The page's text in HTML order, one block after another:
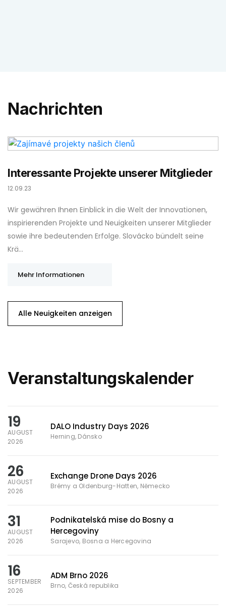
Nachrichten
Interessante Projekte unserer Mitglieder
12.09.23
Wir gewähren Ihnen Einblick in die Welt der Innovationen,
inspirierenden Projekte und Neuigkeiten unserer Mitglieder
sowie ihre bedeutenden Erfolge. Slovácko bündelt seine
Krä…
Mehr Informationen
Alle Neuigkeiten anzeigen
Veranstaltungskalender
19
AUGUST
2026
DALO Industry Days 2026
Herning, Dánsko
26
AUGUST
2026
Exchange Drone Days 2026
Brémy a Oldenburg-Hatten, Německo
31
AUGUST
2026
Podnikatelská mise do Bosny a
Hercegoviny
Sarajevo, Bosna a Hercegovina
16
SEPTEMBER
2026
ADM Brno 2026
Brno, Česká republika